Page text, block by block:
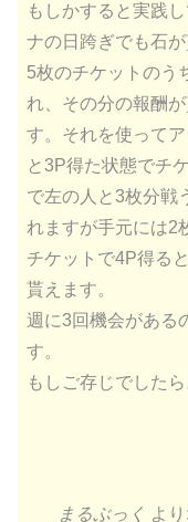
もしかすると実践
ナの日跨ぎでも石が
5枚のチケットのう
れ、その分の報酬
す。それを使って
と3P得た状態でチ
で左の人と3枚分戦
れますが手元には2
チケットで4P得る
貰えます。
週に3回機会がある
す。
もしご存じでしたら
まるぶっく より: